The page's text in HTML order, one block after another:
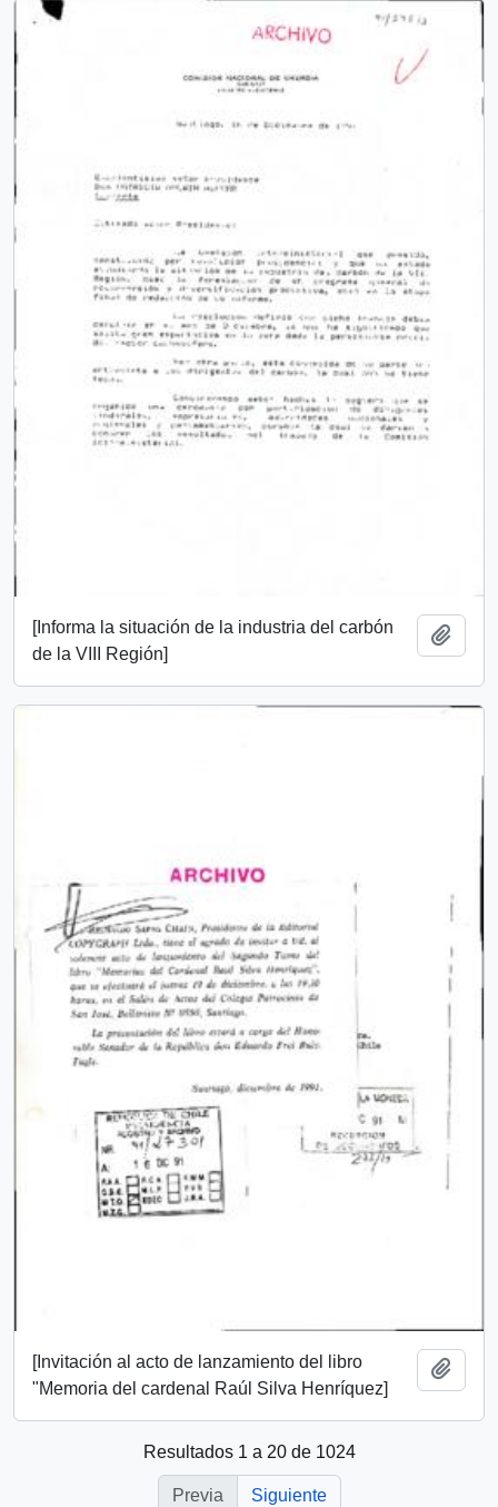
[Informa la situación de la industria del carbón
de la VIII Región]
[Invitación al acto de lanzamiento del libro
"Memoria del cardenal Raúl Silva Henríquez]
Resultados 1 a 20 de 1024
Previa Siguiente